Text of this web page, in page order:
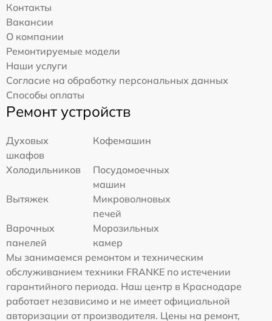
Контакты
Вакансии
О компании
Ремонтируемые модели
Наши услуги
Согласие на обработку персональных данных
Способы оплаты
Ремонт устройств
Духовых
шкафов
Кофемашин
Холодильников
Посудомоечных
машин
Вытяжек
Микроволновых
печей
Варочных
панелей
Морозильных
камер
Мы занимаемся ремонтом и техническим
обслуживанием техники FRANKE по истечении
гарантийного периода. Наш центр в Краснодаре
работает независимо и не имеет официальной
авторизации от производителя. Цены на ремонт,